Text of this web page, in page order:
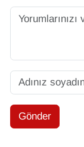
Gönder